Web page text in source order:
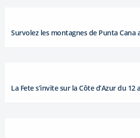
Survolez les montagnes de Punta Cana
La Fete s’invite sur la Côte d’Azur du 12